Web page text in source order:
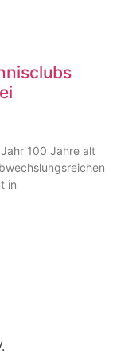
100 Jahre alt
in